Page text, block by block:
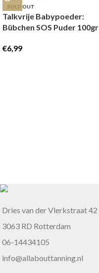
SOLD OUT
Talkvrije Babypoeder:
Bübchen SOS Puder 100gr
€6,99
Dries van der Vlerkstraat 42
3063 RD Rotterdam
06-14434105
info@allabouttanning.nl